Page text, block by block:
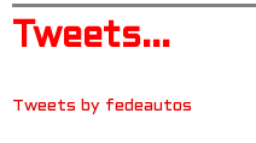
Tweets...
Tweets by fedeautos